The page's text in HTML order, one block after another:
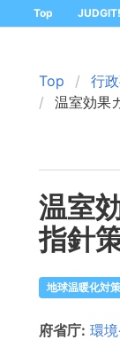
Top
Top
行
温室効果
温室
指針
地球温暖化対策
府省庁: 環